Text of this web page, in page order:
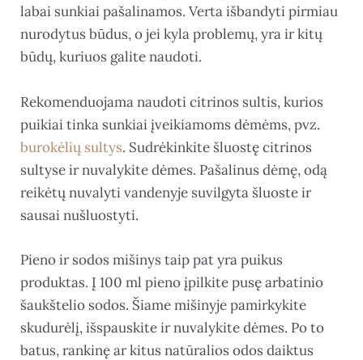
labai sunkiai pašalinamos. Verta išbandyti pirmiau
nurodytus būdus, o jei kyla problemų, yra ir kitų
būdų, kuriuos galite naudoti.
Rekomenduojama naudoti citrinos sultis, kurios
puikiai tinka sunkiai įveikiamoms dėmėms, pvz.
burokėlių sultys. Sudrėkinkite šluostę citrinos
sultyse ir nuvalykite dėmes. Pašalinus dėmę, odą
reikėtų nuvalyti vandenyje suvilgyta šluoste ir
sausai nušluostyti.
Pieno ir sodos mišinys taip pat yra puikus
produktas. Į 100 ml pieno įpilkite pusę arbatinio
šaukštelio sodos. Šiame mišinyje pamirkykite
skudurėlį, išspauskite ir nuvalykite dėmes. Po to
batus, rankinę ar kitus natūralios odos daiktus